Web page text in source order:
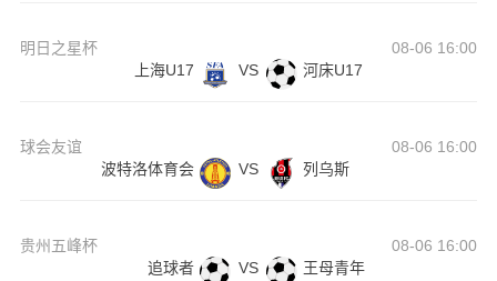
明日之星杯
08-06 16:00
上海U17
VS 河床U17
球会友谊
08-06 16:00
波特洛体育会
VS 列乌斯
贵州五峰杯
08-06 16:00
追球者
VS 王母青年